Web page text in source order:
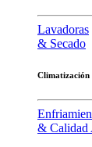
Lavadoras
& Secado
Climatización
& Calidad